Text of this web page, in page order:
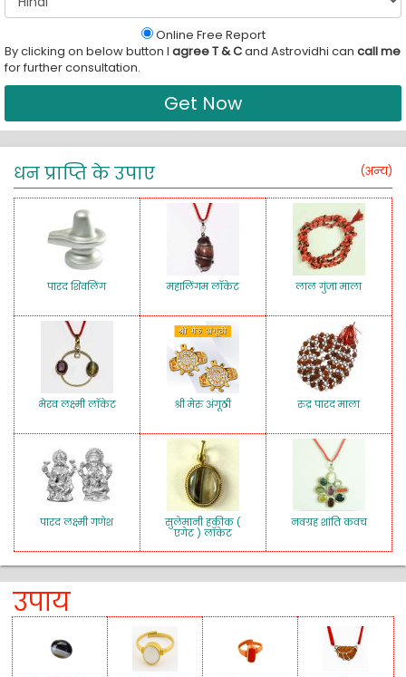
Online Free Report
By clicking on below button I agree T & Cand Astrovidhi can call me
for further consultation.
धन प्राप्ति के उपाए (अन्‍य)
पारद शिवलिंग महालिंगम लॉकेट लाल गुंजा माला
भैरव लक्ष्मी लॉकेट श्री मेरु अंगूठी रुद्र पारद माला
पारद लक्ष्मी गणेश सुलेमानी हकीक (
एगेट ) लॉकेट
नवग्रह शांति कवच
उपाय